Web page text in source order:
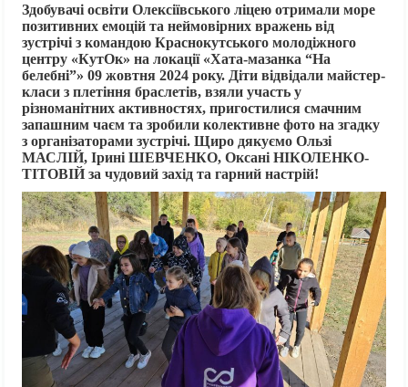
Здобувачі освіти Олексіївського ліцею отримали море
позитивних емоцій та неймовірних вражень від
зустрічі з командою Краснокутського молодіжного
центру «КутОк» на локації «Хата-мазанка “На
белебні”» 09 жовтня 2024 року. Діти відвідали майстер-
класи з плетіння браслетів, взяли участь у
різноманітних активностях, пригостилися смачним
запашним чаєм та зробили колективне фото на згадку
з організаторами зустрічі. Щиро дякуємо Ользі
МАСЛІЙ, Ірині ШЕВЧЕНКО, Оксані НІКОЛЕНКО-
ТІТОВІЙ за чудовий захід та гарний настрій!